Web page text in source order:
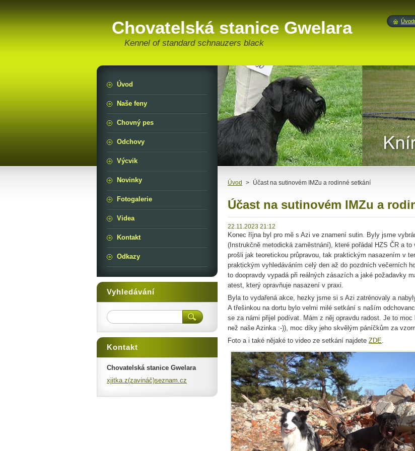
Chovatelská stanice Gwelara
Kennel of standard schnauzers black
Úvod > Účast na sutinovém IMZu a rodinné setkání
Účast na sutinovém IMZu a
22.11.2023 21:12
Konec října byl pro mě s Azi ve znamení sutin. Byly jsme
(Instrukčně metodická zaměstnání), které pořádal HZS ČR a
prošli jak teoretickou průpravou, tak praktickým nasazením v
praktickým vyhledáváním celý den až do pozdních večerních
to doopravdy vypadá při reálných zásazích a jaké požadavky
atest, který opravňuje nasazení v praxi.
Byla to vydařená akce, hezky jsme si s Azi zatrénovaly a
A třešinkou na dortu bylo velmi milé setkání s naším
se za námi přijel podívat. Mám z něj opravdu radost. Je to
než naše Azinka :-)), moc díky jeho skvělým páníčkům za
Foto a i také nějaké to video ze setkání najdete ZDE.
Úvod
Naše feny
Chovný pes
Odchovy
Výcvik
Novinky
Fotogalerie
Videa
Kontakt
Odkazy
Vyhledávání
Kontakt
Chovatelská stanice Gwelara
xjitka.z(zavináč)seznam.cz